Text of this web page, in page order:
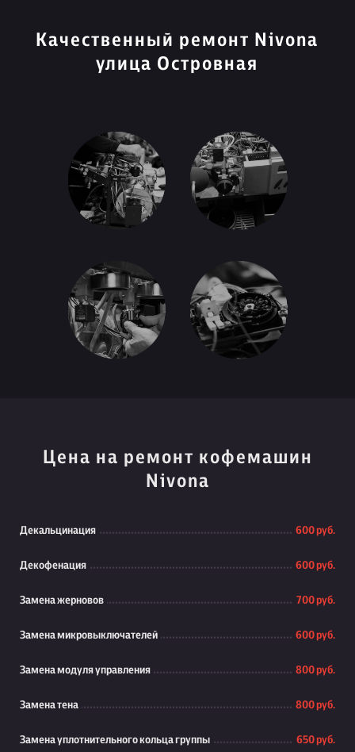
Качественный ремонт Nivona
улица Островная
Цена на ремонт кофемашин
Nivona
Декальцинация 600 руб.
Декофенация 600 руб.
Замена жерновов 700 руб.
Замена микровыключателей 600 руб.
Замена модуля управления 800 руб.
Замена тена 800 руб.
Замена уплотнительного кольца группы 650 руб.